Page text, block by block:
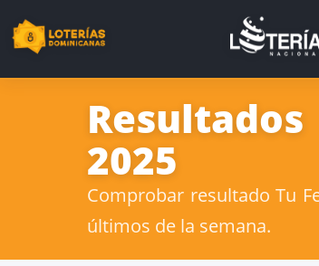
2025
Comprobar resultado Tu
últimos de la semana.